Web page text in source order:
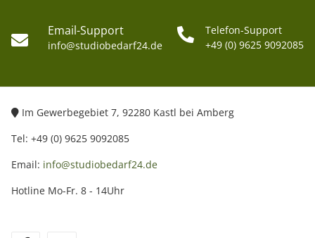
Email-Support
info@studiobedarf24.de
Telefon-Support
+49 (0) 9625 9092085
Im Gewerbegebiet 7, 92280 Kastl bei Amberg
Tel: +49 (0) 9625 9092085
Email: info@studiobedarf24.de
Hotline Mo-Fr. 8 - 14Uhr